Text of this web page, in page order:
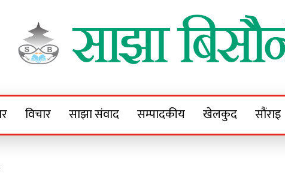
Sajha Bisaunee
विचार साझा संवाद सम्पादकीय खेलकुद सौंराइ